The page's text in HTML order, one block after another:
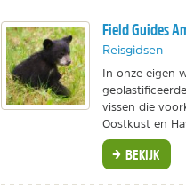
Field Guides
Reisgidsen
In onze eigen
vissen die
Oostkust en
BEKIJK